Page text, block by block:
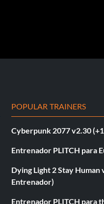
POPULAR TRAINERS
Cyberpunk 2077 v2.30
Entrenador PLITCH para
Dying Light 2 Stay Human
Entrenador)
Entrenador PLITCH para